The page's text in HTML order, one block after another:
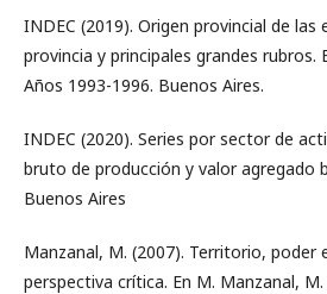
INDEC (2019). Origen provincial de
provincia y principales grandes rubros.
Años 1993-1996. Buenos Aires.
INDEC (2020). Series por sector de
bruto de producción y valor agregado
Buenos Aires
Manzanal, M. (2007). Territorio, poder
perspectiva crítica. En M. Manzanal,